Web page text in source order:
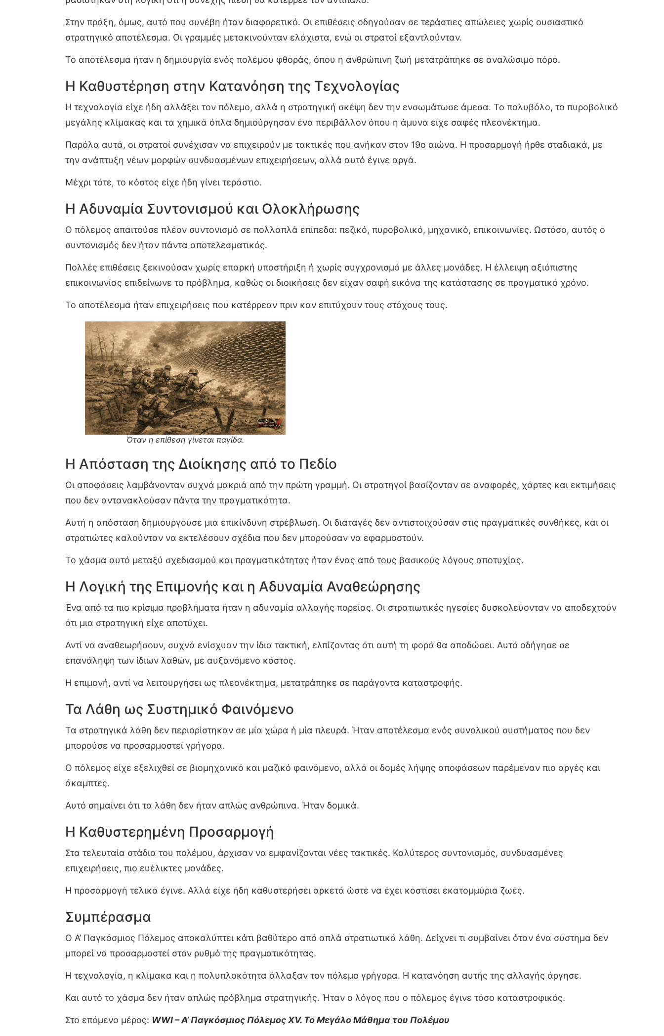
Στην πράξη, όμως, αυτό που συνέβη ήταν διαφορετικό. Οι επιθέσεις οδηγούσαν σε τεράστιες απώλειες χωρίς ουσιαστικό
στρατηγικό αποτέλεσμα. Οι γραμμές μετακινούνταν ελάχιστα, ενώ οι στρατοί εξαντλούνταν.
Το αποτέλεσμα ήταν η δημιουργία ενός πολέμου φθοράς, όπου η ανθρώπινη ζωή μετατράπηκε σε αναλώσιμο πόρο.
Η Καθυστέρηση στην Κατανόηση της Τεχνολογίας
Η τεχνολογία είχε ήδη αλλάξει τον πόλεμο, αλλά η στρατηγική σκέψη δεν την ενσωμάτωσε άμεσα. Το πολυβόλο, το πυροβολικό
μεγάλης κλίμακας και τα χημικά όπλα δημιούργησαν ένα περιβάλλον όπου η άμυνα είχε σαφές πλεονέκτημα.
Παρόλα αυτά, οι στρατοί συνέχισαν να επιχειρούν με τακτικές που ανήκαν στον 19ο αιώνα. Η προσαρμογή ήρθε σταδιακά, με
την ανάπτυξη νέων μορφών συνδυασμένων επιχειρήσεων, αλλά αυτό έγινε αργά.
Μέχρι τότε, το κόστος είχε ήδη γίνει τεράστιο.
Η Αδυναμία Συντονισμού και Ολοκλήρωσης
Ο πόλεμος απαιτούσε πλέον συντονισμό σε πολλαπλά επίπεδα: πεζικό, πυροβολικό, μηχανικό, επικοινωνίες. Ωστόσο, αυτός ο
συντονισμός δεν ήταν πάντα αποτελεσματικός.
Πολλές επιθέσεις ξεκινούσαν χωρίς επαρκή υποστήριξη ή χωρίς συγχρονισμό με άλλες μονάδες. Η έλλειψη αξιόπιστης
επικοινωνίας επιδείνωνε το πρόβλημα, καθώς οι διοικήσεις δεν είχαν σαφή εικόνα της κατάστασης σε πραγματικό χρόνο.
Το αποτέλεσμα ήταν επιχειρήσεις που κατέρρεαν πριν καν επιτύχουν τους στόχους τους.
Όταν η επίθεση γίνεται παγίδα.
Η Απόσταση της Διοίκησης από το Πεδίο
Οι αποφάσεις λαμβάνονταν συχνά μακριά από την πρώτη γραμμή. Οι στρατηγοί βασίζονταν σε αναφορές, χάρτες και εκτιμήσεις
που δεν αντανακλούσαν πάντα την πραγματικότητα.
Αυτή η απόσταση δημιουργούσε μια επικίνδυνη στρέβλωση. Οι διαταγές δεν αντιστοιχούσαν στις πραγματικές συνθήκες, και οι
στρατιώτες καλούνταν να εκτελέσουν σχέδια που δεν μπορούσαν να εφαρμοστούν.
Το χάσμα αυτό μεταξύ σχεδιασμού και πραγματικότητας ήταν ένας από τους βασικούς λόγους αποτυχίας.
Η Λογική της Επιμονής και η Αδυναμία Αναθεώρησης
Ένα από τα πιο κρίσιμα προβλήματα ήταν η αδυναμία αλλαγής πορείας. Οι στρατιωτικές ηγεσίες δυσκολεύονταν να αποδεχτούν
ότι μια στρατηγική είχε αποτύχει.
Αντί να αναθεωρήσουν, συχνά ενίσχυαν την ίδια τακτική, ελπίζοντας ότι αυτή τη φορά θα αποδώσει. Αυτό οδήγησε σε
επανάληψη των ίδιων λαθών, με αυξανόμενο κόστος.
Η επιμονή, αντί να λειτουργήσει ως πλεονέκτημα, μετατράπηκε σε παράγοντα καταστροφής.
Τα Λάθη ως Συστημικό Φαινόμενο
Τα στρατηγικά λάθη δεν περιορίστηκαν σε μία χώρα ή μία πλευρά. Ήταν αποτέλεσμα ενός συνολικού συστήματος που δεν
μπορούσε να προσαρμοστεί γρήγορα.
Ο πόλεμος είχε εξελιχθεί σε βιομηχανικό και μαζικό φαινόμενο, αλλά οι δομές λήψης αποφάσεων παρέμεναν πιο αργές και
άκαμπτες.
Αυτό σημαίνει ότι τα λάθη δεν ήταν απλώς ανθρώπινα. Ήταν δομικά.
Η Καθυστερημένη Προσαρμογή
Στα τελευταία στάδια του πολέμου, άρχισαν να εμφανίζονται νέες τακτικές. Καλύτερος συντονισμός, συνδυασμένες
επιχειρήσεις, πιο ευέλικτες μονάδες.
Η προσαρμογή τελικά έγινε. Αλλά είχε ήδη καθυστερήσει αρκετά ώστε να έχει κοστίσει εκατομμύρια ζωές.
Συμπέρασμα
Ο Α’ Παγκόσμιος Πόλεμος αποκαλύπτει κάτι βαθύτερο από απλά στρατιωτικά λάθη. Δείχνει τι συμβαίνει όταν ένα σύστημα δεν
μπορεί να προσαρμοστεί στον ρυθμό της πραγματικότητας.
Η τεχνολογία, η κλίμακα και η πολυπλοκότητα άλλαξαν τον πόλεμο γρήγορα. Η κατανόηση αυτής της αλλαγής άργησε.
Και αυτό το χάσμα δεν ήταν απλώς πρόβλημα στρατηγικής. Ήταν ο λόγος που ο πόλεμος έγινε τόσο καταστροφικός.
Στο επόμενο μέρος: WWI – Α’ Παγκόσμιος Πόλεμος XV. Το Μεγάλο Μάθημα του Πολέμου